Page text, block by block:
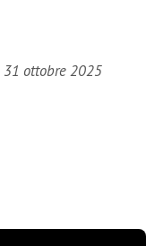
31 ottobre 2025